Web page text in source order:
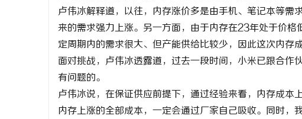
卢伟冰解释道，以往，内存涨价多是由手机、笔记本等
来的需求强力上涨。另一方面，由于内存在23年处于价
定周期内的需求很大、但产能供给比较少，因此这次内存
面对挑战，卢伟冰透露道，过去一段时间，小米已跟合
有问题的。
卢伟冰说，在保证供应前提下，通过经验来看，内存成本
内存上涨的全部成本，一定会通过厂家自己吸收。同时